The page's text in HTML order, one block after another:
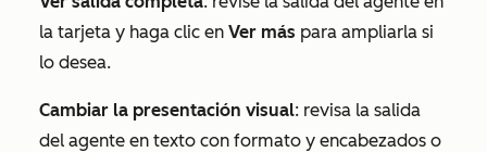
la tarjeta y haga clic en Ver más para ampliarla si
lo desea.
Cambiar la presentación visual: revisa la salida
del agente en texto con formato y encabezados o